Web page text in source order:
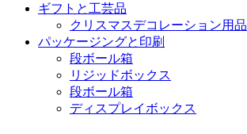
ギフトと工芸品
クリスマスデコレーション用品
パッケージングと印刷
段ボール箱
リジッドボックス
段ボール箱
ディスプレイボックス